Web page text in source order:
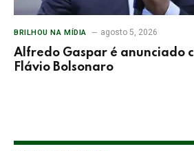
BRILHOU NA MÍDIA agosto 5, 2026
Alfredo Gaspar é anunciado
Flávio Bolsonaro